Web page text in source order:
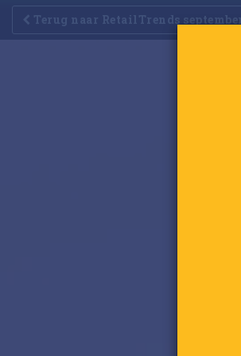
Terug naar RetailTrends